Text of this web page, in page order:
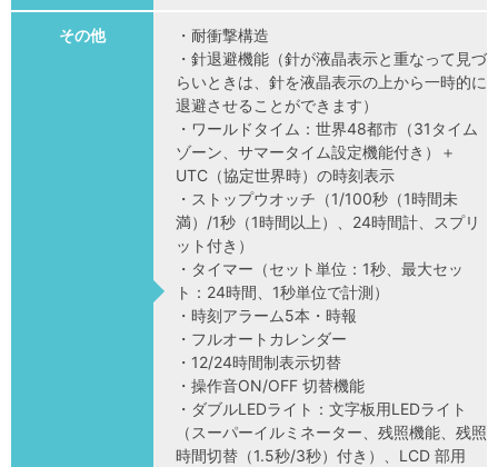
その他
・耐衝撃構造
・針退避機能（針が液晶表示と重なって見づ
らいときは、針を液晶表示の上から一時的に
退避させることができます）
・ワールドタイム：世界48都市（31タイム
ゾーン、サマータイム設定機能付き）＋
UTC（協定世界時）の時刻表示
・ストップウオッチ（1/100秒（1時間未
満）/1秒（1時間以上）、24時間計、スプリ
ット付き）
・タイマー（セット単位：1秒、最大セッ
ト：24時間、1秒単位で計測）
・時刻アラーム5本・時報
・フルオートカレンダー
・12/24時間制表示切替
・操作音ON/OFF 切替機能
・ダブルLEDライト：文字板用LEDライト
（スーパーイルミネーター、残照機能、残照
時間切替（1.5秒/3秒）付き）、LCD 部用